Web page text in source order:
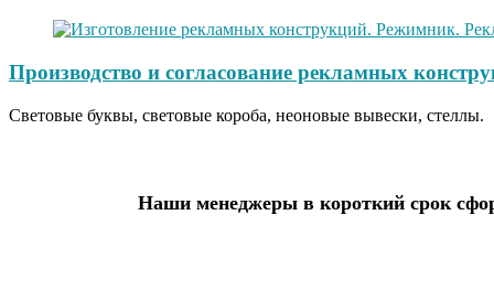
Производство и согласование рекламных
Световые буквы, световые короба, неоновые вывески, стеллы.
Наши менеджеры в короткий срок